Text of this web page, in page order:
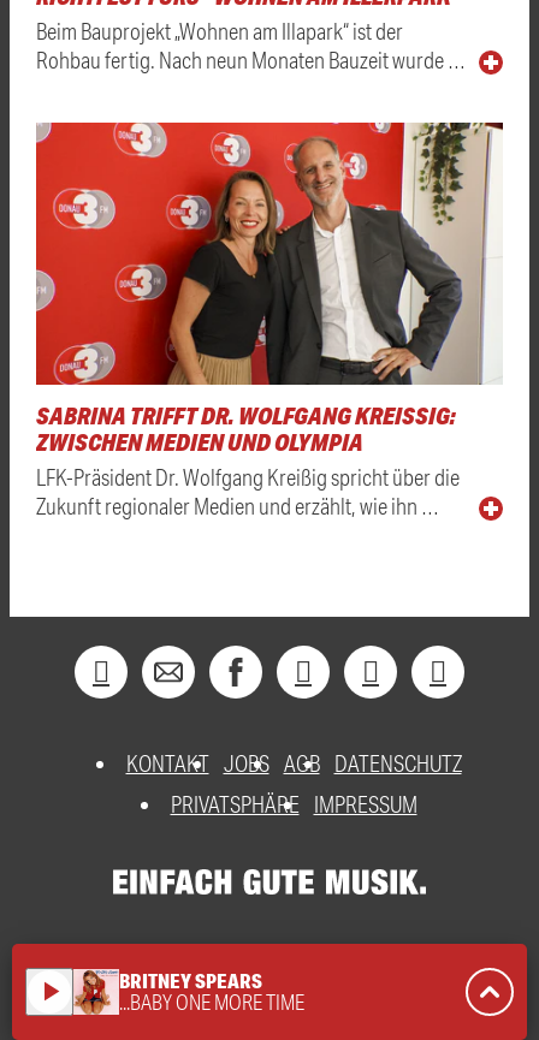
Beim Bauprojekt „Wohnen am Illapark“ ist der
Rohbau fertig. Nach neun Monaten Bauzeit wurde …
SABRINA TRIFFT DR. WOLFGANG KREISSIG: Z
WISCHEN MEDIEN UND OLYMPIA
LFK-Präsident Dr. Wolfgang Kreißig spricht über die
Zukunft regionaler Medien und erzählt, wie ihn …
KONTAKT JOBS AGB DATENSCHUTZ
PRIVATSPHÄRE
IMPRESSUM
play_arrow BRITNEY SPEARS
...BABY ONE MORE TIME